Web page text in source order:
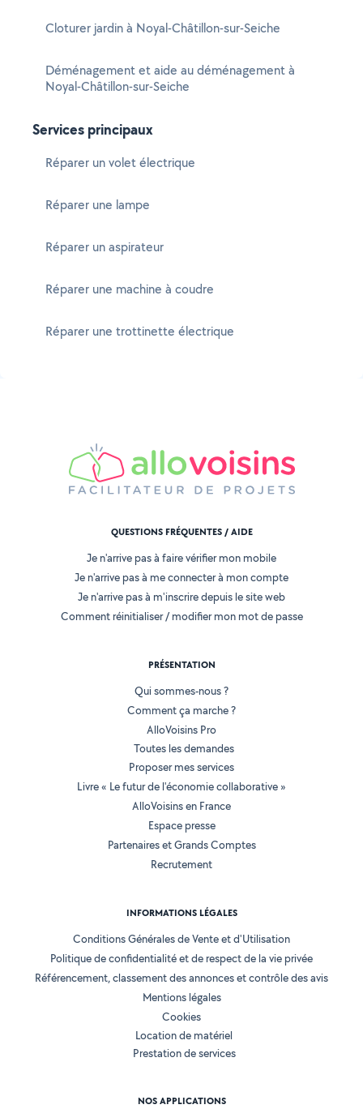
Cloturer jardin à Noyal-Châtillon-sur-Seiche
Déménagement et aide au déménagement à
Noyal-Châtillon-sur-Seiche
Services principaux
Réparer un volet électrique
Réparer une lampe
Réparer un aspirateur
Réparer une machine à coudre
Réparer une trottinette électrique
QUESTIONS FRÉQUENTES / AIDE
Je n'arrive pas à faire vérifier mon mobile
Je n'arrive pas à me connecter à mon compte
Je n'arrive pas à m'inscrire depuis le site web
Comment réinitialiser / modifier mon mot de passe
PRÉSENTATION
Qui sommes-nous ?
Comment ça marche ?
AlloVoisins Pro
Toutes les demandes
Proposer mes services
Livre « Le futur de l'économie collaborative »
AlloVoisins en France
Espace presse
Partenaires et Grands Comptes
Recrutement
INFORMATIONS LÉGALES
Conditions Générales de Vente et d'Utilisation
Politique de confidentialité et de respect de la vie privée
Référencement, classement des annonces et contrôle des avis
Mentions légales
Cookies
Location de matériel
Prestation de services
NOS APPLICATIONS